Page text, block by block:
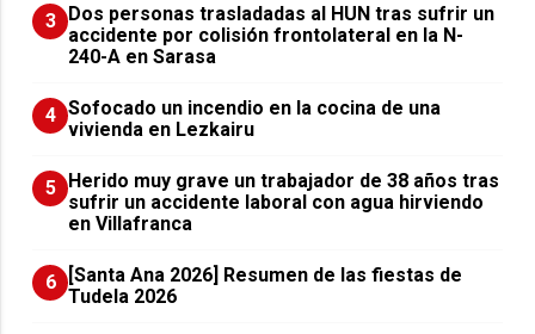
3 ​Dos personas trasladadas al HUN tras sufrir un
accidente por colisión frontolateral en la N-
240-A en Sarasa
4 Sofocado un incendio en la cocina de una
vivienda en Lezkairu
5 Herido muy grave un trabajador de 38 años tras
sufrir un accidente laboral con agua hirviendo
en Villafranca
6
[Santa Ana 2026] Resumen de las fiestas de
Tudela 2026